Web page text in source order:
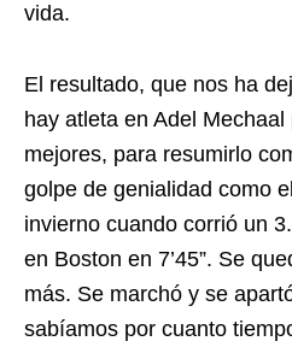
vida.
El resultado, que nos ha
hay atleta en Adel
mejores, para resumirlo
golpe de genialidad como
invierno cuando corrió un
en Boston en 7’45”. Se
más. Se marchó y se
sabíamos por cuanto